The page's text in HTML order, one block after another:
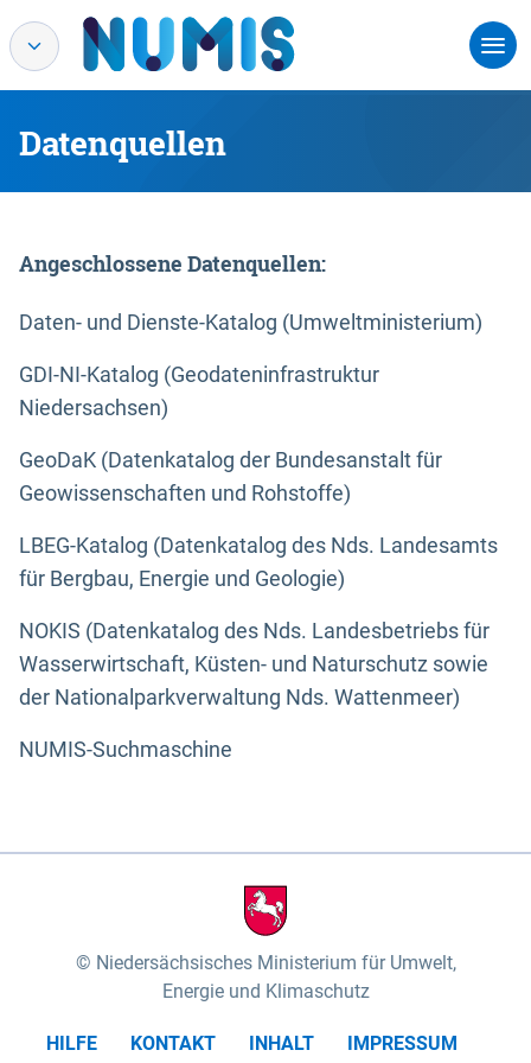
Datenquellen
Angeschlossene Datenquellen:
Daten- und Dienste-Katalog (Umweltministerium)
GDI-NI-Katalog (Geodateninfrastruktur
Niedersachsen)
GeoDaK (Datenkatalog der Bundesanstalt für
Geowissenschaften und Rohstoffe)
LBEG-Katalog (Datenkatalog des Nds. Landesamts
für Bergbau, Energie und Geologie)
NOKIS (Datenkatalog des Nds. Landesbetriebs für
Wasserwirtschaft, Küsten- und Naturschutz sowie
der Nationalparkverwaltung Nds. Wattenmeer)
NUMIS-Suchmaschine
Niedersächsisches Ministerium für Umwelt,
Energie und Klimaschutz
HILFE KONTAKT INHALT
IMPRESSUM